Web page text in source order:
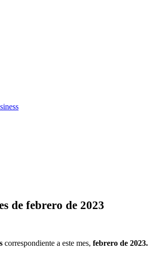
de febrero de 2023
correspondiente a este mes, febrero de 2023.